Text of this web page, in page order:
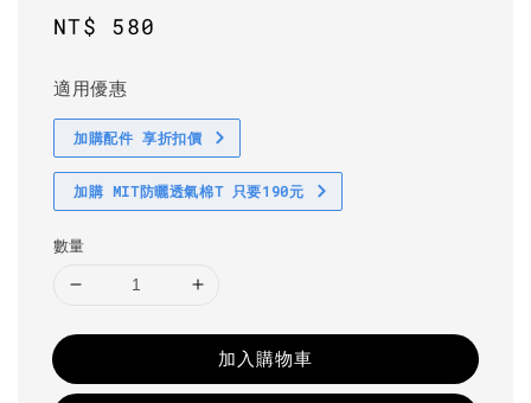
Regular
NT$ 580
適用優惠
加購配件 享折扣價
加購 MIT防曬透氣棉T 只要190元
數量
加入購物車